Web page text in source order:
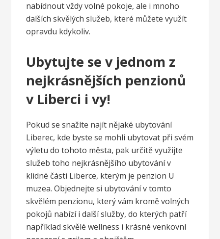
nabídnout vždy volné pokoje, ale i mnoho
dalších skvělých služeb, které můžete využít
opravdu kdykoliv.
Ubytujte se v jednom z
nejkrásnějších penzionů
v Liberci i vy!
Pokud se snažíte najít nějaké ubytování
Liberec, kde byste se mohli ubytovat při svém
výletu do tohoto města, pak určitě využijte
služeb toho nejkrásnějšího ubytování v
klidné části Liberce, kterým je penzion U
muzea. Objednejte si ubytování v tomto
skvělém penzionu, který vám kromě volných
pokojů nabízí i další služby, do kterých patří
například skvělé wellness i krásné venkovní